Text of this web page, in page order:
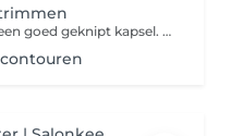
Onderschat nooit de waarde van een goed geknipt kapsel. Of je nu kort, lang, stijl of krullend haar hebt, de specialist helpt je bij het creëren van het kapsel die het beste bij jou past. Zo wordt er door middel van verschillende technieken waaronder knippen, tondeuse en contouren de perfecte coupe aangemeten. Combineer een knipbeurt met het bijwerken van je baard en je look is weer compleet!